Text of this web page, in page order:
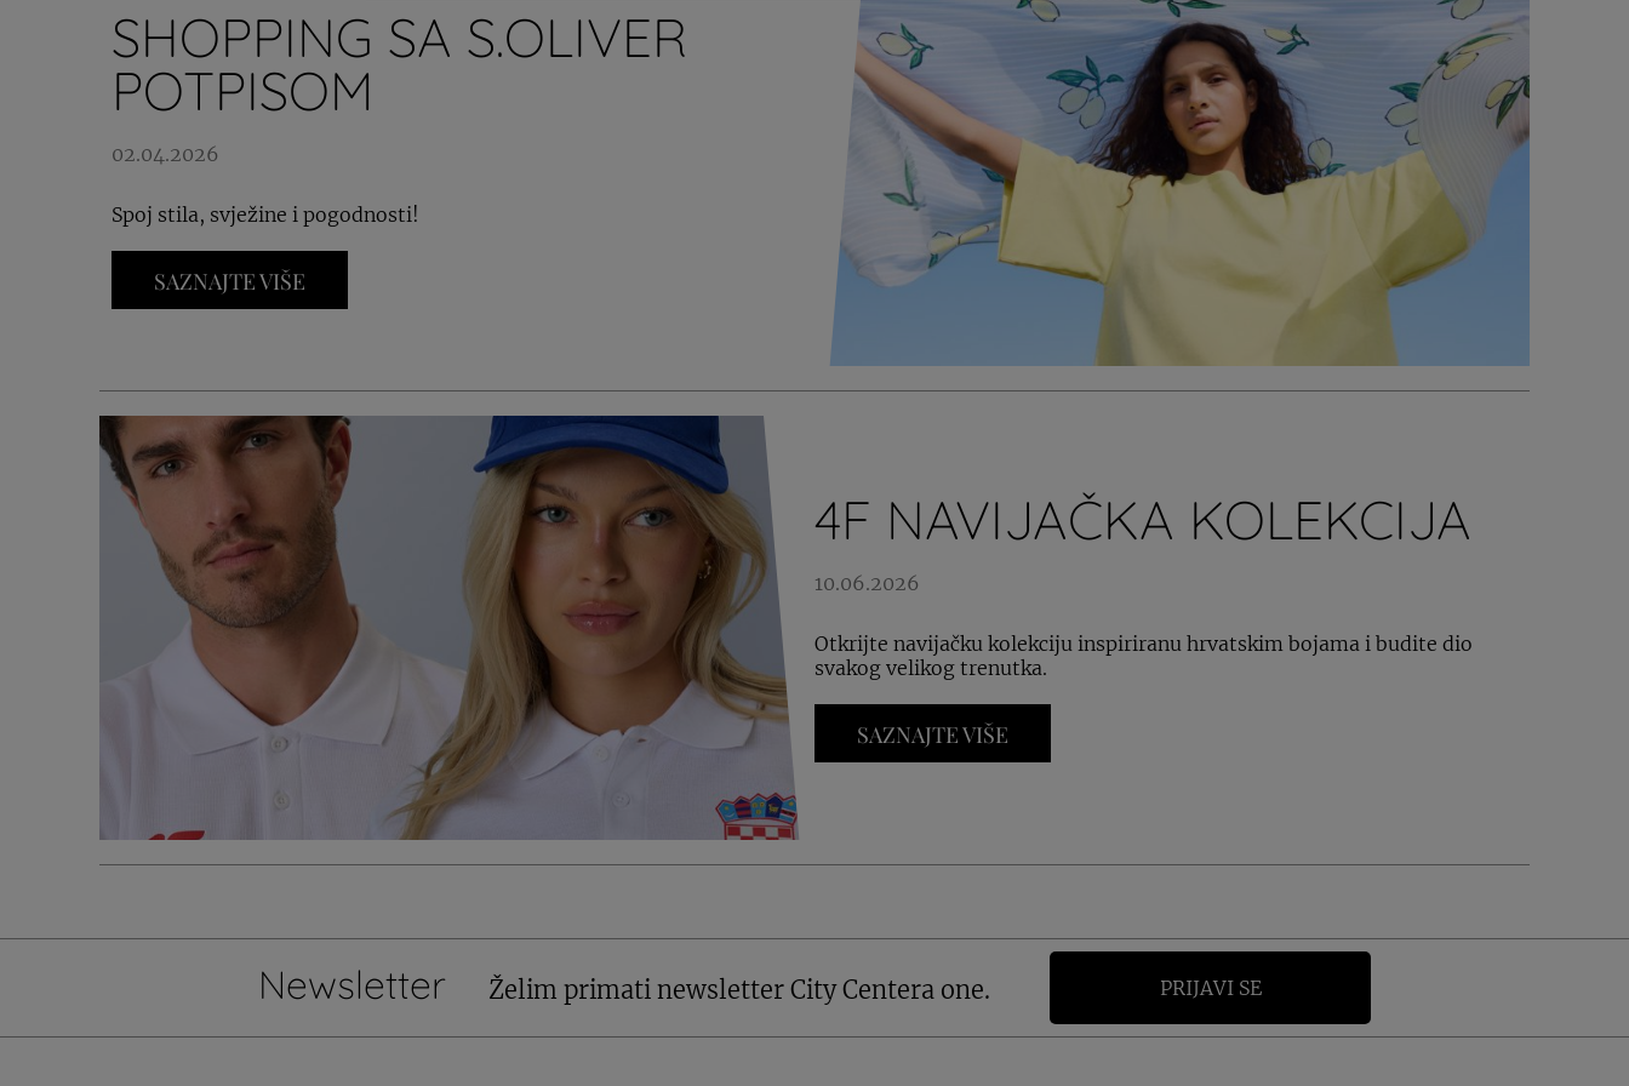
SHOPPING SA S.OLIVER
POTPISOM
02.04.2026
Spoj stila, svježine i pogodnosti!
SAZNAJTE VIŠE
4F NAVIJAČKA KOLEKCIJA
10.06.2026
Otkrijte navijačku kolekciju inspiriranu hrvatskim bojama i budite dio
svakog velikog trenutka.
SAZNAJTE VIŠE
Newsletter Želim primati newsletter City Centera one. PRIJAVI SE